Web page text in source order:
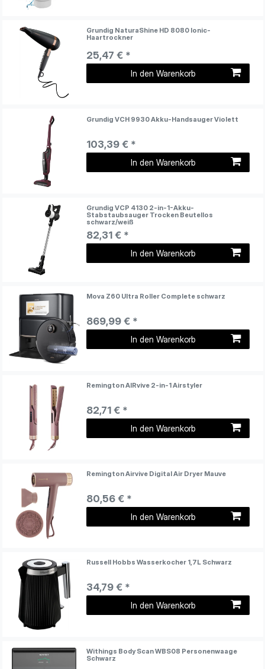
Grundig NaturaShine HD 8080 Ionic-
Haartrockner
25,47 € *
In den Warenkorb
Grundig VCH 9930 Akku-Handsauger Violett
103,39 € *
In den Warenkorb
Grundig VCP 4130 2-in-1-Akku-
Stabstaubsauger Trocken Beutellos
schwarz/weiß
82,31 € *
In den Warenkorb
Mova Z60 Ultra Roller Complete schwarz
869,99 € *
In den Warenkorb
Remington AIRvive 2-in-1 Airstyler
82,71 € *
In den Warenkorb
Remington Airvive Digital Air Dryer Mauve
80,56 € *
In den Warenkorb
Russell Hobbs Wasserkocher 1,7L Schwarz
34,79 € *
In den Warenkorb
Withings Body Scan WBS08 Personenwaage
Schwarz